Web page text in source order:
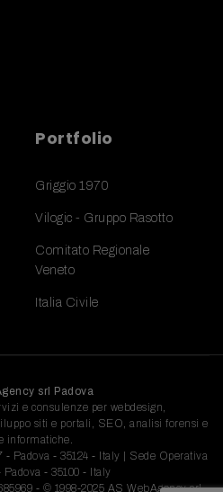
Portfolio
Griggio 1970
Vilogic - Gruppo Rasotto
Comitato Regionale
Veneto
Italia Civile
srl Padova
e consulenze per webdesign,
siti e portali, SEO, analisi forensi e
informatiche.
Padova - 35124 - Italy | Sede Operativa
- 35100 - Italy
- © 1998-2025 AS WebAgency srl -